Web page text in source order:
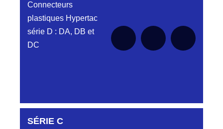
Connecteurs
plastiques Hypertac
série D : DA, DB et
DC
DC6122340N
D03EC612MT CONNECTEUR NOIR
SÉRIE C